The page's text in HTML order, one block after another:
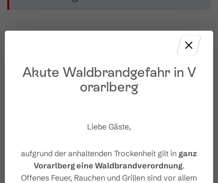
Rodeln
Dorfbahn
Akute Waldbrandgefahr in V
orarlberg
Liebe Gäste,
aufgrund der anhaltenden Trockenheit gilt in ganz
Vorarlberg eine Waldbrandverordnung.
Offenes Feuer, Rauchen und Grillen sind vor allem